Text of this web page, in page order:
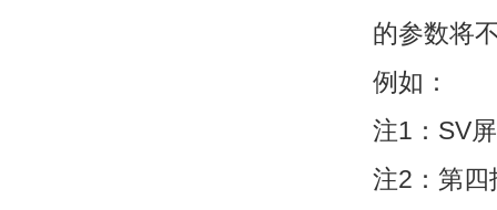
的参数将
例如：
注1：SV
注2：第四